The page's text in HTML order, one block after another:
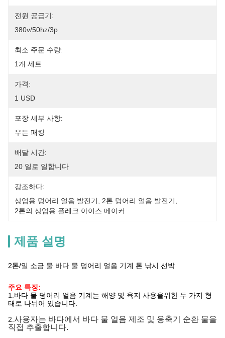
전원 공급기:
380v/50hz/3p
최소 주문 수량:
1개 세트
가격:
1 USD
포장 세부 사항:
우든 패킹
배달 시간:
20 일로 일합니다
강조하다:
상업용 덩어리 얼음 발전기
2톤 덩어리 얼음 발전기
2톤의 상업용 플레크 아이스 메이커
제품 설명
2톤/일 소금 물 바다 물 덩어리 얼음 기계 톤 낚시 선박
주요 특징:
1. 바다 물 덩어리 얼음 기계는 해양 및 육지 사용을위한 두 가지 형
태로 나뉘어 있습니다.
2. 사용자는 바다에서 바다 물 얼음 제조 및 응축기 순환 물을
직접 추출합니다.